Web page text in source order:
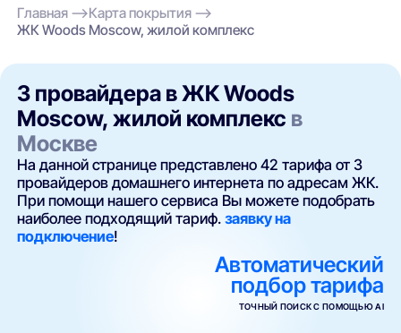
Главная
Карта покрытия
ЖК Woods Moscow, жилой комплекс
3 провайдера в ЖК Woods
Moscow, жилой комплекс в
Москве
На данной странице представлено 42 тарифа от 3
провайдеров домашнего интернета по адресам ЖК.
При помощи нашего сервиса Вы можете подобрать
наиболее подходящий тариф.заявку на
подключение!
Автоматический
подбор тарифа
ТОЧНЫЙ ПОИСК С ПОМОЩЬЮ AI